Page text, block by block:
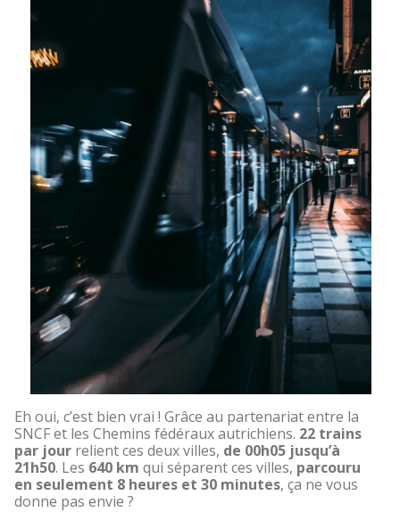
Eh oui, c’est bien vrai ! Grâce au partenariat entre la
SNCF et les Chemins fédéraux autrichiens. 22 trains
par jour relient ces deux villes, de 00h05 jusqu’à
21h50. Les 640 km qui séparent ces villes, parcouru
en seulement 8 heures et 30 minutes, ça ne vous
donne pas envie ?